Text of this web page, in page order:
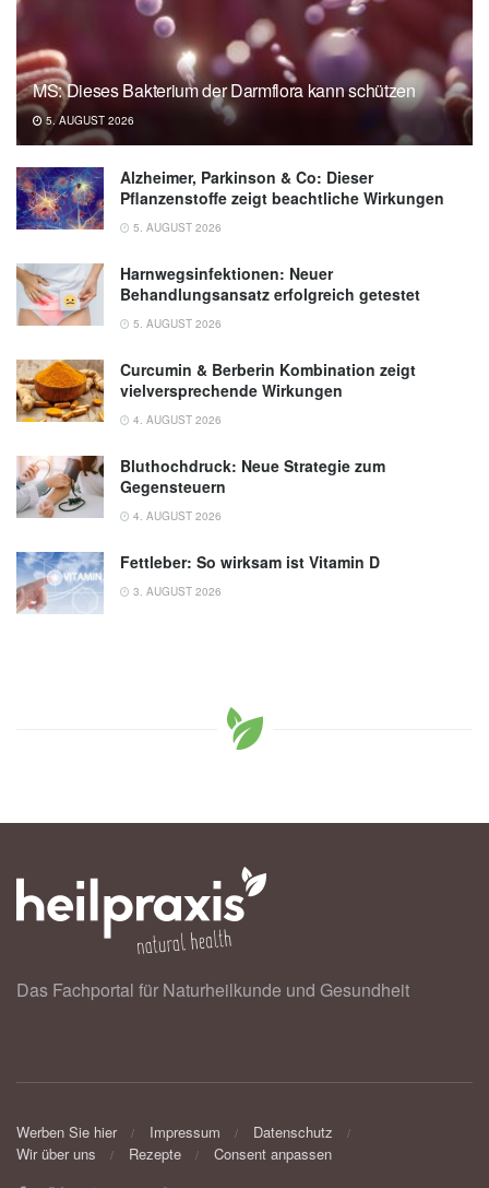
MS: Dieses Bakterium der Darmflora kann schützen
5. AUGUST 2026
Alzheimer, Parkinson & Co: Dieser
Pflanzenstoffe zeigt beachtliche Wirkungen
5. AUGUST 2026
Harnwegsinfektionen: Neuer
Behandlungsansatz erfolgreich getestet
5. AUGUST 2026
Curcumin & Berberin Kombination zeigt
vielversprechende Wirkungen
4. AUGUST 2026
Bluthochdruck: Neue Strategie zum
Gegensteuern
4. AUGUST 2026
Fettleber: So wirksam ist Vitamin D
3. AUGUST 2026
Das Fachportal für Naturheilkunde und Gesundheit
Werben Sie hier Impressum
Datenschutz
Wir über uns
Rezepte Consent anpassen